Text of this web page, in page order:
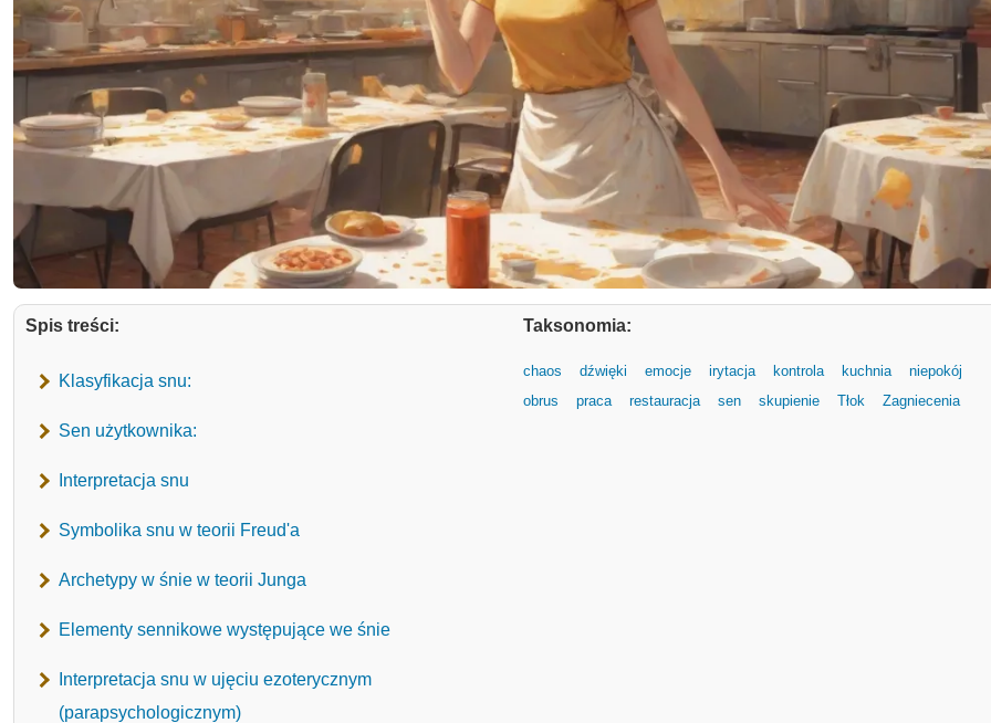
Spis treści:
Klasyfikacja snu:
Sen użytkownika:
Interpretacja snu
Symbolika snu w teorii Freud'a
Archetypy w śnie w teorii Junga
Elementy sennikowe występujące we śnie
Interpretacja snu w ujęciu ezoterycznym
(parapsychologicznym)
Taksonomia:
chaos dźwięki emocje irytacja kontrola kuchnia
niepokój
obrus
praca restauracja sen skupienie Tłok Zagniecenia